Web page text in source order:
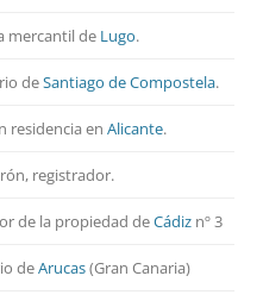
mercantil de Lugo.
deSantiago de Compostela.
residencia en Alicante.
registrador.
de la propiedad deCádiz nº 3
deArucas(Gran Canaria)